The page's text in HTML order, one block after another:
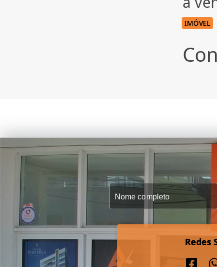
IMÓVEL
Redes